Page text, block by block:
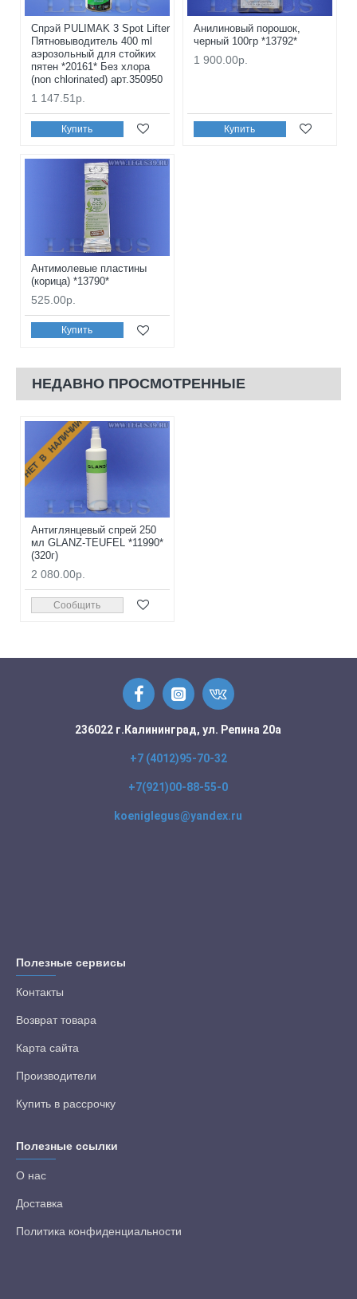
Спрэй PULIMAK 3 Spot Lifter
Пятновыводитель 400 ml
аэрозольный для стойких
пятен *20161* Без хлора
(non chlorinated) арт.350950
1 147.51р.
Купить
Анилиновый порошок,
черный 100гр *13792*
1 900.00р.
Купить
Антимолевые пластины
(корица) *13790*
525.00р.
Купить
НЕДАВНО ПРОСМОТРЕННЫЕ
НЕТ В НАЛИЧИИ
Антиглянцевый спрей 250
мл GLANZ-TEUFEL *11990*
(320г)
2 080.00р.
Сообщить
236022 г.Калининград, ул. Репина 20а
+7 (4012)95-70-32
+7(921)00-88-55-0
koeniglegus@yandex.ru
Полезные сервисы
Контакты
Возврат товара
Карта сайта
Производители
Купить в рассрочку
Полезные ссылки
О нас
Доставка
Политика конфиденциальности